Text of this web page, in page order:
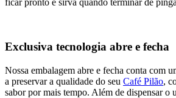
ficar pronto e sirva quando terminar de
Exclusiva tecnologia abre e fecha
Nossa embalagem abre e fecha conta com
a preservar a qualidade do seu Café Pilão,
sabor por mais tempo. Além de dispensar o